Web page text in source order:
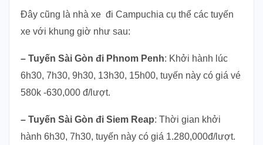
Đây cũng là nhà xe đi Campuchia cụ thể các tuyến
xe với khung giờ như sau:
– Tuyến Sài Gòn đi Phnom Penh: Khởi hành lúc
6h30, 7h30, 9h30, 13h30, 15h00, tuyến này có giá vé
580k -630,000 đ/lượt.
– Tuyến Sài Gòn đi Siem Reap: Thời gian khởi
hành 6h30, 7h30, tuyến này có giá 1.280,000đ/lượt.